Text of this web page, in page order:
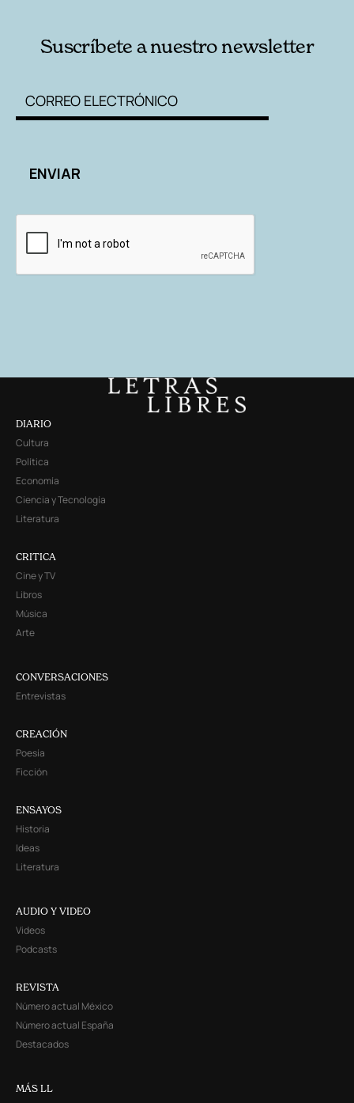
Suscríbete a nuestro newsletter
DIARIO
Cultura
Política
Economía
Ciencia y Tecnología
Literatura
CRITICA
Cine y TV
Libros
Música
Arte
CONVERSACIONES
Entrevistas
CREACIÓN
Poesía
Ficción
ENSAYOS
Historia
Ideas
Literatura
AUDIO Y VIDEO
Videos
Podcasts
REVISTA
Número actual México
Número actual España
Destacados
MÁS LL